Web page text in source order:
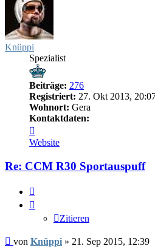
Knüppi
Spezialist
Beiträge: 276
Registriert: 27. Okt 2013,
Wohnort: Gera
Kontaktdaten:
von
Knüppi
Website
Re: CCM R30 Sportauspuff
Zitieren
Beitrag
von Knüppi » 21. Sep 2015, 12:39